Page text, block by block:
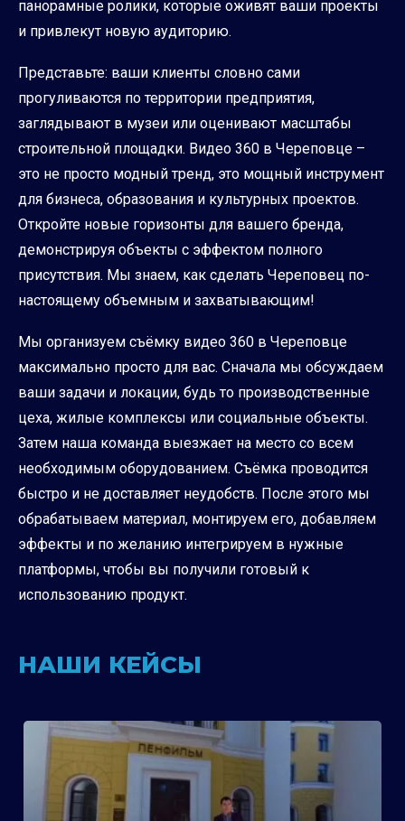
панорамные ролики, которые оживят ваши проекты
и привлекут новую аудиторию.
Представьте: ваши клиенты словно сами
прогуливаются по территории предприятия,
заглядывают в музеи или оценивают масштабы
строительной площадки. Видео 360 в Череповце –
это не просто модный тренд, это мощный инструмент
для бизнеса, образования и культурных проектов.
Откройте новые горизонты для вашего бренда,
демонстрируя объекты с эффектом полного
присутствия. Мы знаем, как сделать Череповец по-
настоящему объемным и захватывающим!
Мы организуем съёмку видео 360 в Череповце
максимально просто для вас. Сначала мы обсуждаем
ваши задачи и локации, будь то производственные
цеха, жилые комплексы или социальные объекты.
Затем наша команда выезжает на место со всем
необходимым оборудованием. Съёмка проводится
быстро и не доставляет неудобств. После этого мы
обрабатываем материал, монтируем его, добавляем
эффекты и по желанию интегрируем в нужные
платформы, чтобы вы получили готовый к
использованию продукт.
НАШИ КЕЙСЫ